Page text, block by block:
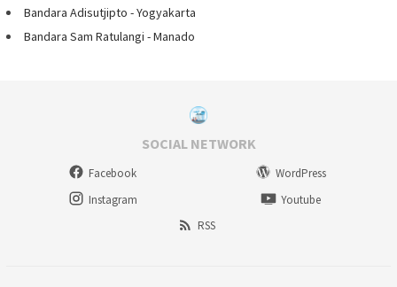
Bandara Adisutjipto - Yogyakarta
Bandara Sam Ratulangi - Manado
SOCIAL NETWORK
Facebook
WordPress
Instagram
Youtube
RSS